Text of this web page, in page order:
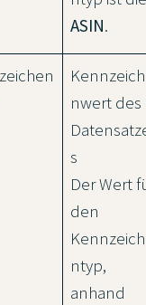
ASIN.
nwert des
s
Der Wert
den
ntyp,
anhand